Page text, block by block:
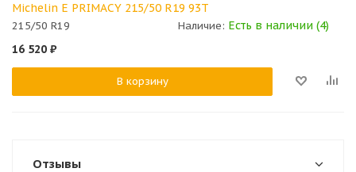
Michelin E PRIMACY 215/50 R19 93T
215/50 R19 Наличие: Есть в наличии (4)
16 520 ₽
В корзину
Отзывы